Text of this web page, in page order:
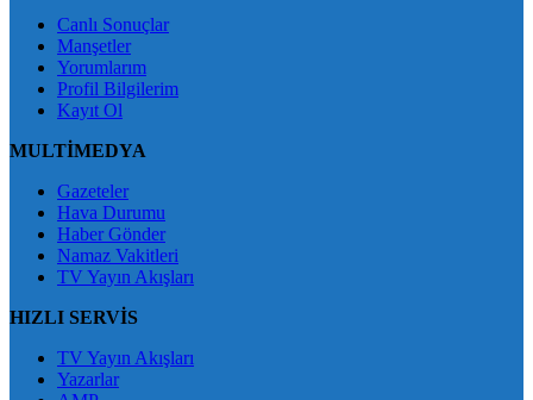
Canlı Sonuçlar
Manşetler
Yorumlarım
Profil Bilgilerim
Kayıt Ol
MULTİMEDYA
Gazeteler
Hava Durumu
Haber Gönder
Namaz Vakitleri
TV Yayın Akışları
HIZLI SERVİS
TV Yayın Akışları
Yazarlar